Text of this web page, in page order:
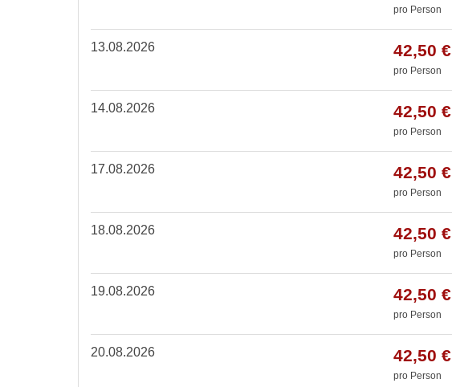
pro Person
13.08.2026 42,50 €
pro Person
14.08.2026 42,50 €
pro Person
17.08.2026 42,50 €
pro Person
18.08.2026 42,50 €
pro Person
19.08.2026 42,50 €
pro Person
20.08.2026 42,50 €
pro Person